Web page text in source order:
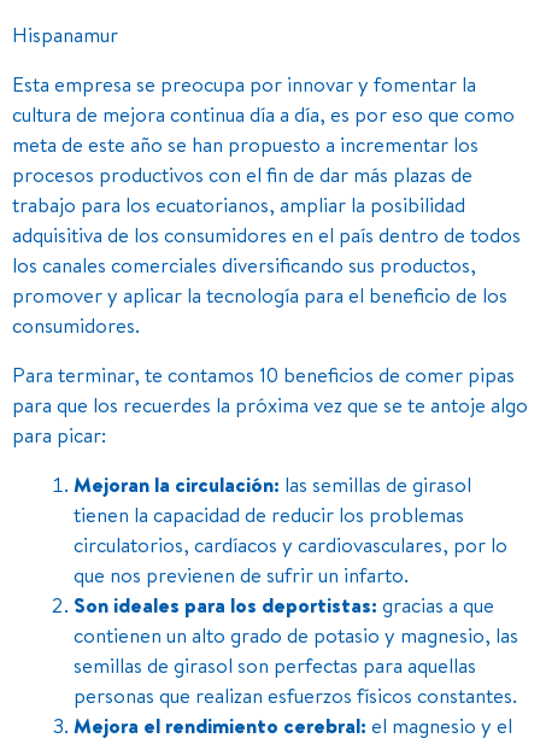
Hispanamur
Esta empresa se preocupa por innovar y fomentar la
cultura de mejora continua día a día, es por eso que como
meta de este año se han propuesto a incrementar los
procesos productivos con el fin de dar más plazas de
trabajo para los ecuatorianos, ampliar la posibilidad
adquisitiva de los consumidores en el país dentro de todos
los canales comerciales diversificando sus productos,
promover y aplicar la tecnología para el beneficio de los
consumidores.
Para terminar, te contamos 10 beneficios de comer pipas
para que los recuerdes la próxima vez que se te antoje algo
para picar:
Mejoran la circulación: las semillas de girasol
tienen la capacidad de reducir los problemas
circulatorios, cardíacos y cardiovasculares, por lo
que nos previenen de sufrir un infarto.
Son ideales para los deportistas: gracias a que
contienen un alto grado de potasio y magnesio, las
semillas de girasol son perfectas para aquellas
personas que realizan esfuerzos físicos constantes.
Mejora el rendimiento cerebral: el magnesio y el